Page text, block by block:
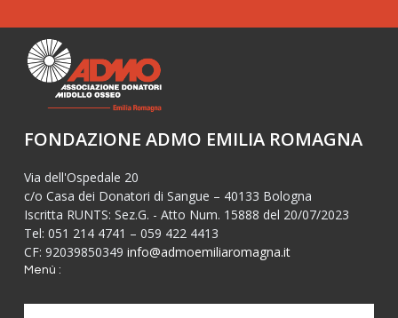
FONDAZIONE ADMO EMILIA ROMAGNA
Via dell'Ospedale 20
c/o Casa dei Donatori di Sangue – 40133 Bologna
Iscritta RUNTS: Sez.G. - Atto Num. 15888 del 20/07/2023
Tel: 051 214 4741 – 059 422 4413
CF: 92039850349 info@admoemiliaromagna.it
Menù :